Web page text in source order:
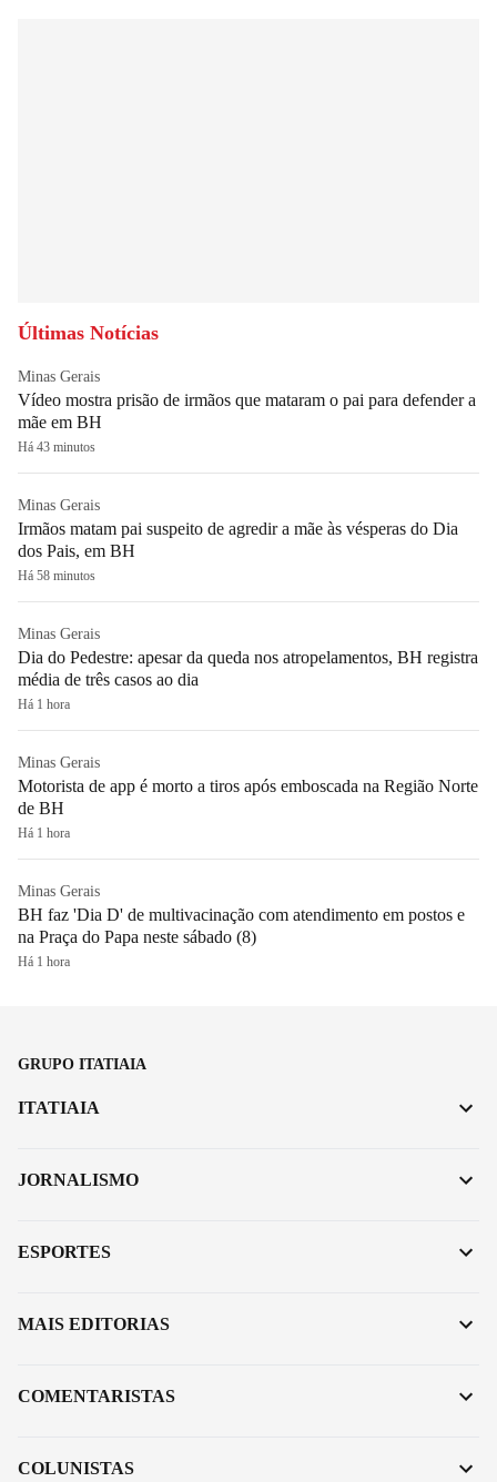
Últimas Notícias
Minas Gerais
Vídeo mostra prisão de irmãos que mataram o pai para defender a
mãe em BH
Há 43 minutos
Minas Gerais
Irmãos matam pai suspeito de agredir a mãe às vésperas do Dia
dos Pais, em BH
Há 58 minutos
Minas Gerais
Dia do Pedestre: apesar da queda nos atropelamentos, BH registra
média de três casos ao dia
Há 1 hora
Minas Gerais
Motorista de app é morto a tiros após emboscada na Região Norte
de BH
Há 1 hora
Minas Gerais
BH faz 'Dia D' de multivacinação com atendimento em postos e
na Praça do Papa neste sábado (8)
Há 1 hora
GRUPO ITATIAIA
ITATIAIA
JORNALISMO
ESPORTES
MAIS EDITORIAS
COMENTARISTAS
COLUNISTAS